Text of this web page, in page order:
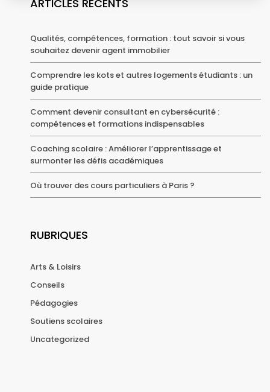
ARTICLES RÉCENTS
Qualités, compétences, formation : tout savoir si vous
souhaitez devenir agent immobilier
Comprendre les kots et autres logements étudiants : un
guide pratique
Comment devenir consultant en cybersécurité :
compétences et formations indispensables
Coaching scolaire : Améliorer l’apprentissage et
surmonter les défis académiques
Où trouver des cours particuliers à Paris ?
RUBRIQUES
Arts & Loisirs
Conseils
Pédagogies
Soutiens scolaires
Uncategorized